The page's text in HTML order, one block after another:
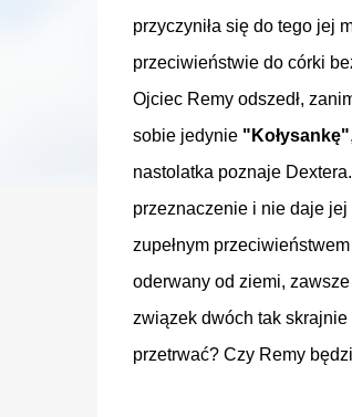
przyczyniła się do tego jej
przeciwieństwie do córki
Ojciec Remy odszedł,
sobie jedynie "Kołysankę"
nastolatka poznaje
przeznaczenie i nie daje
zupełnym
oderwany od ziemi,
związek dwóch tak
przetrwać? Czy Remy